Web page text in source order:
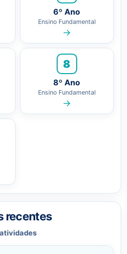
6º Ano
Ensino Fundamental
→
8
8º Ano
Ensino Fundamental
→
recentes